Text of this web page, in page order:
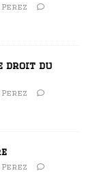
droit du